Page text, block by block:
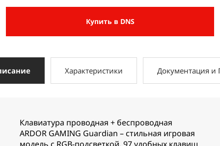
Купить в DNS
Характеристики Документация и
Клавиатура проводная + беспроводная
ARDOR GAMING Guardian – стильная игровая